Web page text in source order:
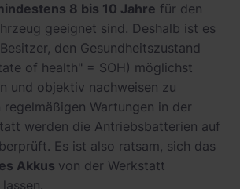
8 bis 10 Jahre für den
geeignet sind. Deshalb ist es
den Gesundheitszustand
of health" = SOH) möglichst
und objektiv nachweisen zu
regelmäßigen Wartungen in der
werden die Antriebsbatterien auf
Es ist also ratsam, sich das
Akkus von der Werkstatt